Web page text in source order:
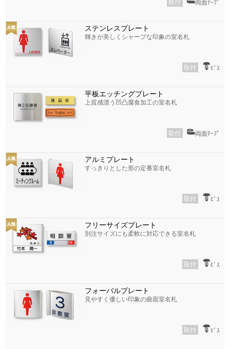
取付 両面ﾃｰﾌﾟ
ステンレスプレート
輝きが美しくシャープな印象の室名札
取付 ﾋﾞｽ
平板エッチングプレート
上質感漂う凹凸腐食加工の室名札
取付 両面ﾃｰﾌﾟ
アルミプレート
すっきりとした形の定番室名札
取付 ﾋﾞｽ
フリーサイズプレート
別注サイズにも柔軟に対応できる室名札
取付 ﾋﾞｽ
フォーバルプレート
見やすく優しい印象の曲面室名札
取付 ﾋﾞｽ